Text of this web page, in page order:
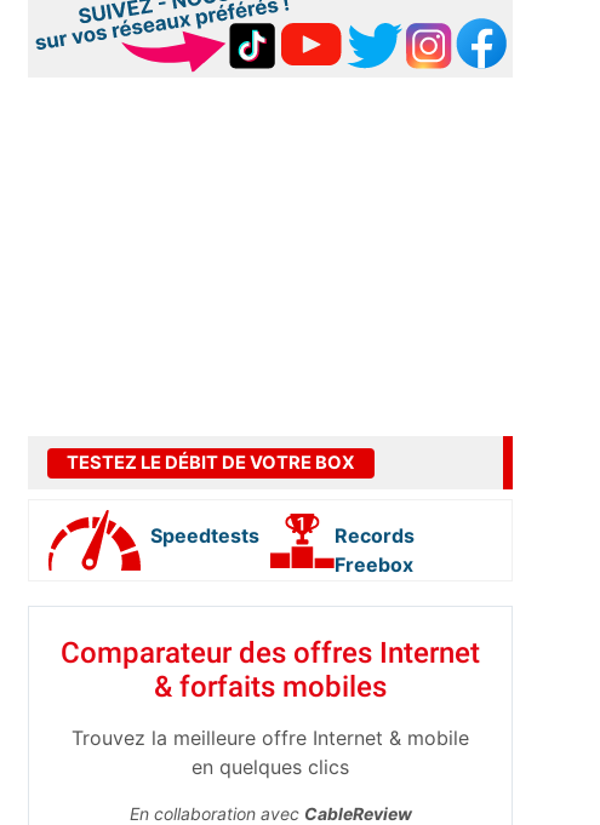
TESTEZ LE DÉBIT DE VOTRE BOX
Speedtests
Records
Freebox
Comparateur des offres Internet
& forfaits mobiles
Trouvez la meilleure offre Internet & mobile
en quelques clics
En collaboration avec CableReview